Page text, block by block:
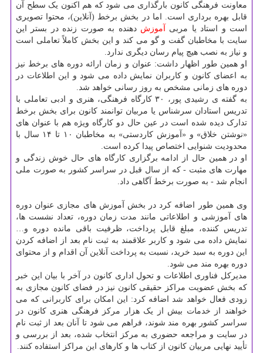
معاونت فرهنگی کانون بارگذاری می شود که هم اکنون یک سطح آن
قابل بهره برداری است. اما در بخش برخط (آنلاین)، محتوا تصویری
است و استاد یا مربی
آموزش دهنده به صورت زنده در بستر این
سایت با مخاطبان گفت و گو می کند و این بخش کاملاً تعاملی است
و نیاز به نصب هیچ پیام رسان دیگری ندارد.
او همین طور اظهار داشت: عنوان و زمان ارائه دوره های برخط نیز
به اعضای کانون و کاربران نمایش داده می شود و این اطلاعات در
دوره های زمانی مشخص به روز رسانی خواهد شد.
به گفته ی رشیدی پور، ۳۰ کارگاه فرهنگی، هنری و ادبی تعاملی با
تدریس استادان سرشناس یا مربیان توانمند کانون برای بخش برخط
تدارک دیده شده است در عین حال دو کارگاه ویژه هم با عنوان های
«نوشتن خلاق» و «آموزش کاردستی» به مخاطبان ۱۰ تا ۱۴ سال با
محدودیت شنوایی اختصاص پیدا کرده است.
او در همین حال از ادامه برگزاری کارگاه های حال خوش زندگی و
مهارت های مثبت - که از سال قبل در سراسر کشور به صورت ملی
انجام شد - به صورت برخط آگاهی داد.
وی همین طور اضافه کرد در بخش آموزش های مجازی عنوان دوره
های آموزشی و اطلاعاتی مانند مدت زمان دوره، تعداد نشست ها،
تدریس کننده، مبلغ قابل پرداخت، ظرفیت باقی مانده دوره و…
نمایش داده می شود و کاربر علاقمند به ثبت نام بعد از اضافه کردن
این دوره به سبد خرید، نسبت به پرداخت آنلاین آن اقدام و از محتوای
دوره بهره مند می شود.
مدیرکل فناوری اطلاعات و تحول اداری کانون در آخر با بیان این خبر
که بخش عضویت مراکز حقیقی کانون نیز در فضای کانون مجازی به
زودی فعال خواهد شد اضافه کرد: این امکان برای کاربرانی که می
خواهند از خدمات بیش از یک هزار مرکز فرهنگی هنری کانون در
سراسر کشور بهره مند شوند، فراهم می شود تا آنان بعد از ثبت نام
در سایت و مراجعه حضوری به مرکز انتخاب شده، بعد از بررسی و
تأیید نهایی مربیان کانون از کتاب ها و کارهای این مراکز استفاده کنند.